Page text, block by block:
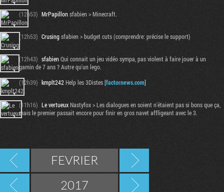
(12h53) MrPapillonsfabien > Minecraft.
(12h53) Crusingsfabien > budget cuts (comprendre: précise le support)
(12h43) sfabienQui connait un jeu vidéo sympa, pas violent à faire jouer à un
gamin de 7 ans ? Autre qu'un lego.
(12h39) kmplt242 Help les 3Distes [factornews.com]
(11h16) Le vertueuxNastyfox > Les dialogues en soient n'étaient pas si bons que ça,
mais le premier passait encore pour finir en gros navet affligeant avec le 3.
FEVRIER
2017